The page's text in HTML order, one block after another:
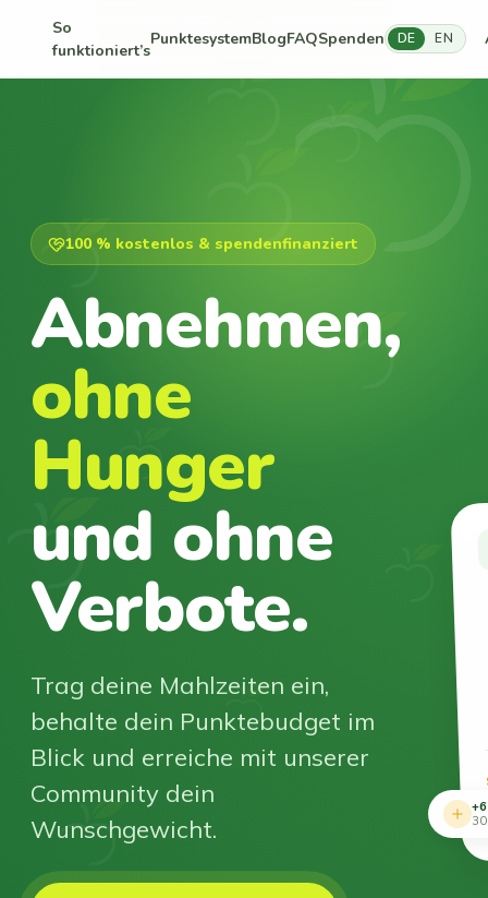
So
funktioniert’s
PunktesystemBlogFAQSpenden DE EN
100 % kostenlos & spendenfinanziert
Abnehmen,
ohne
Hunger
und ohne
Verbote.
Trag deine Mahlzeiten ein,
behalte dein Punktebudget im
Blick und erreiche mit unserer
Community dein
Wunschgewicht.